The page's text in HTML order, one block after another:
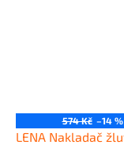
574 Kč –14 %
LENA Nakladač